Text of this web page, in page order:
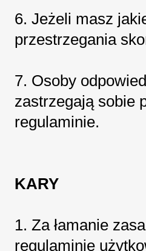
6. Jeżeli masz
przestrzegania
7. Osoby
zastrzegają sobie
regulaminie.
KARY
1. Za łamanie
regulaminie